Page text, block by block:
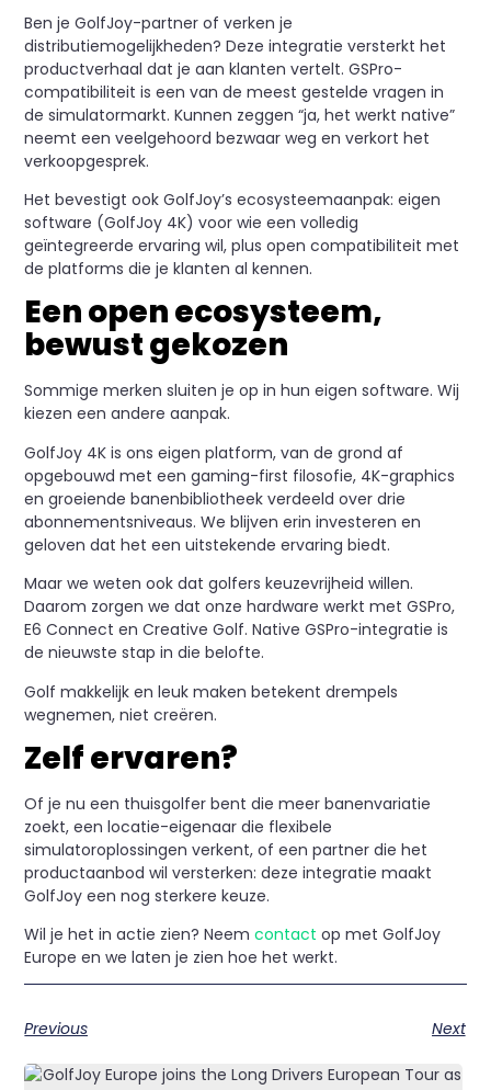
Ben je GolfJoy-partner of verken je
distributiemogelijkheden? Deze integratie versterkt het
productverhaal dat je aan klanten vertelt. GSPro-
compatibiliteit is een van de meest gestelde vragen in
de simulatormarkt. Kunnen zeggen “ja, het werkt native”
neemt een veelgehoord bezwaar weg en verkort het
verkoopgesprek.
Het bevestigt ook GolfJoy’s ecosysteemaanpak: eigen
software (GolfJoy 4K) voor wie een volledig
geïntegreerde ervaring wil, plus open compatibiliteit met
de platforms die je klanten al kennen.
Een open ecosysteem,
bewust gekozen
Sommige merken sluiten je op in hun eigen software. Wij
kiezen een andere aanpak.
GolfJoy 4K is ons eigen platform, van de grond af
opgebouwd met een gaming-first filosofie, 4K-graphics
en groeiende banenbibliotheek verdeeld over drie
abonnementsniveaus. We blijven erin investeren en
geloven dat het een uitstekende ervaring biedt.
Maar we weten ook dat golfers keuzevrijheid willen.
Daarom zorgen we dat onze hardware werkt met GSPro,
E6 Connect en Creative Golf. Native GSPro-integratie is
de nieuwste stap in die belofte.
Golf makkelijk en leuk maken betekent drempels
wegnemen, niet creëren.
Zelf ervaren?
Of je nu een thuisgolfer bent die meer banenvariatie
zoekt, een locatie-eigenaar die flexibele
simulatoroplossingen verkent, of een partner die het
productaanbod wil versterken: deze integratie maakt
GolfJoy een nog sterkere keuze.
Wil je het in actie zien? Neemcontact op met GolfJoy
Europe en we laten je zien hoe het werkt.
Previous Next